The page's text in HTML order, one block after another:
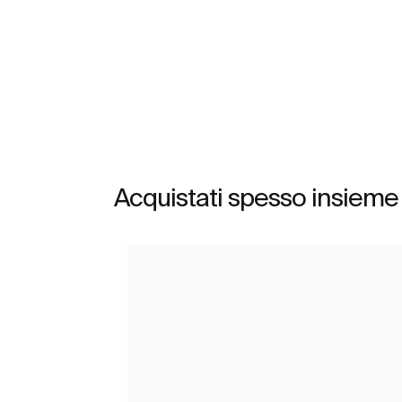
Acquistati spesso insieme